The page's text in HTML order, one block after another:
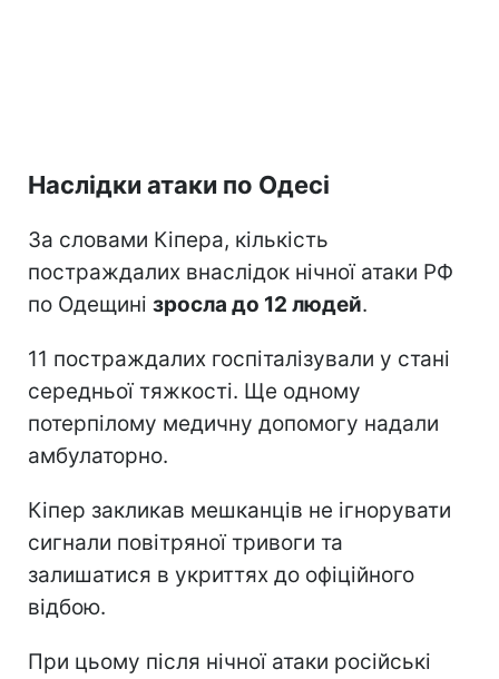
Наслідки атаки по Одесі
За словами Кіпера, кількість
постраждалих внаслідок нічної атаки РФ
по Одещині зросла до 12 людей.
11 постраждалих госпіталізували у стані
середньої тяжкості. Ще одному
потерпілому медичну допомогу надали
амбулаторно.
Кіпер закликав мешканців не ігнорувати
сигнали повітряної тривоги та
залишатися в укриттях до офіційного
відбою.
При цьому після нічної атаки російські